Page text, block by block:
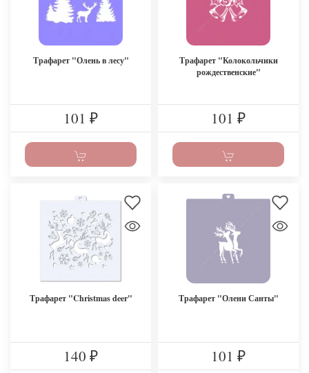
Трафарет "Олень в лесу"
101 ₽
Трафарет "Колокольчики
рождественские"
101 ₽
Трафарет "Christmas deer"
140 ₽
Трафарет "Олени Санты"
101 ₽